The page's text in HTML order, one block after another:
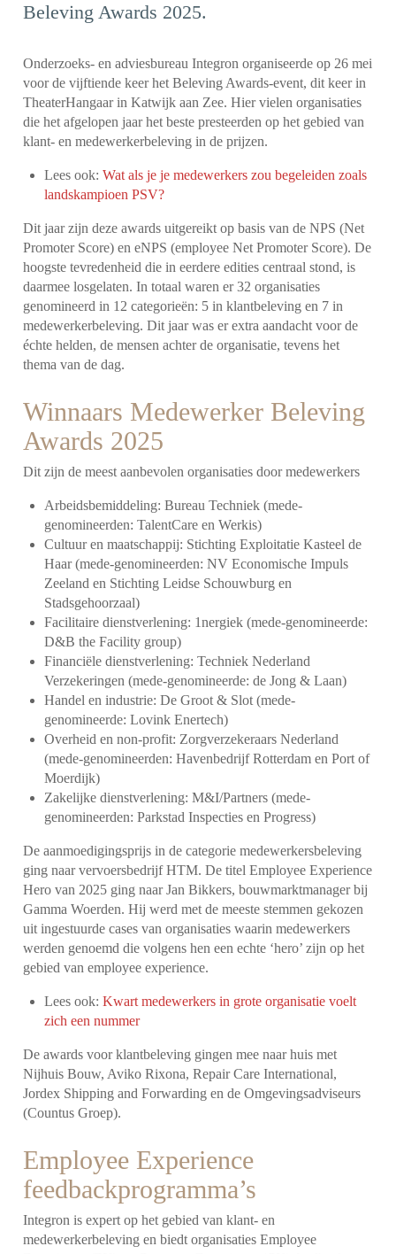
Beleving Awards 2025.
Onderzoeks- en adviesbureau Integron organiseerde op 26 mei
voor de vijftiende keer het Beleving Awards-event, dit keer in
TheaterHangaar in Katwijk aan Zee. Hier vielen organisaties
die het afgelopen jaar het beste presteerden op het gebied van
klant- en medewerkerbeleving in de prijzen.
Lees ook:Wat als je je medewerkers zou begeleiden zoals
landskampioen PSV?
Dit jaar zijn deze awards uitgereikt op basis van de NPS (Net
Promoter Score) en eNPS (employee Net Promoter Score). De
hoogste tevredenheid die in eerdere edities centraal stond, is
daarmee losgelaten. In totaal waren er 32 organisaties
genomineerd in 12 categorieën: 5 in klantbeleving en 7 in
medewerkerbeleving. Dit jaar was er extra aandacht voor de
échte helden, de mensen achter de organisatie, tevens het
thema van de dag.
Winnaars Medewerker Beleving
Awards 2025
Dit zijn de meest aanbevolen organisaties door medewerkers
Arbeidsbemiddeling: Bureau Techniek (mede-
genomineerden: TalentCare en Werkis)
Cultuur en maatschappij: Stichting Exploitatie Kasteel de
Haar (mede-genomineerden: NV Economische Impuls
Zeeland en Stichting Leidse Schouwburg en
Stadsgehoorzaal)
Facilitaire dienstverlening: 1nergiek (mede-genomineerde:
D&B the Facility group)
Financiële dienstverlening: Techniek Nederland
Verzekeringen (mede-genomineerde: de Jong & Laan)
Handel en industrie: De Groot & Slot (mede-
genomineerde: Lovink Enertech)
Overheid en non-profit: Zorgverzekeraars Nederland
(mede-genomineerden: Havenbedrijf Rotterdam en Port of
Moerdijk)
Zakelijke dienstverlening: M&I/Partners (mede-
genomineerden: Parkstad Inspecties en Progress)
De aanmoedigingsprijs in de categorie medewerkersbeleving
ging naar vervoersbedrijf HTM.De titel Employee Experience
Hero van 2025 ging naar Jan Bikkers, bouwmarktmanager bij
Gamma Woerden. Hij werd met de meeste stemmen gekozen
uit ingestuurde cases van organisaties waarin medewerkers
werden genoemd die volgens hen een echte ‘hero’ zijn op het
gebied van employee experience.
Lees ook:Kwart medewerkers in grote organisatie voelt
zich een nummer
De awards voor klantbeleving gingen mee naar huis met
Nijhuis Bouw, Aviko Rixona, Repair Care International,
Jordex Shipping and Forwarding en de Omgevingsadviseurs
(Countus Groep).
Employee Experience
feedbackprogramma’s
Integron is expert op het gebied van klant- en
medewerkerbeleving en biedt organisaties Employee